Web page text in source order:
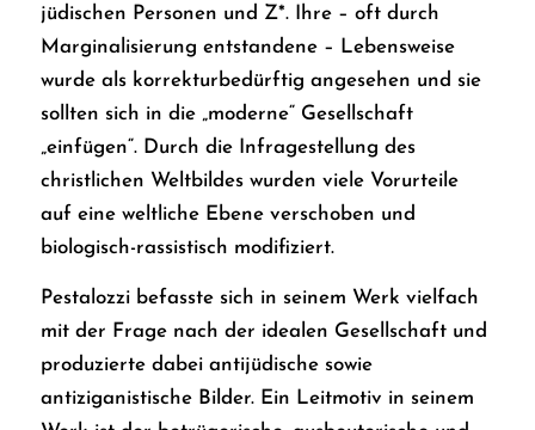
jüdischen Personen und Z*. Ihre – oft durch
Marginalisierung entstandene – Lebensweise
wurde als korrekturbedürftig angesehen und sie
sollten sich in die „moderne“ Gesellschaft
„einfügen“. Durch die Infragestellung des
christlichen Weltbildes wurden viele Vorurteile
auf eine weltliche Ebene verschoben und
biologisch-rassistisch modifiziert.
Pestalozzi befasste sich in seinem Werk vielfach
mit der Frage nach der idealen Gesellschaft und
produzierte dabei antijüdische sowie
antiziganistische Bilder. Ein Leitmotiv in seinem